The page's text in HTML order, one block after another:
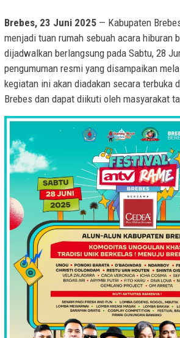
Brebes, 23 Juni 2025 — Kabupaten
menjadi tuan rumah sebuah acara hiburan
dijadwalkan berlangsung pada Sabtu, 28
pengumuman resmi yang disampaikan
kegiatan ini akan diadakan secara terbuka
Brebes dan dapat diikuti oleh masyarakat